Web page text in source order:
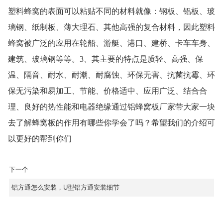
塑料蜂窝的表面可以粘贴不同的材料就像：钢板、铝板、玻
璃钢、纸制板、薄大理石、其他高强的复合材料，因此塑料
蜂窝被广泛的应用在轮船、游艇、港口、建桥、卡车车身、
建筑、玻璃钢等等。3、其主要的特点是质轻、高强、保
温、隔音、耐水、耐潮、耐腐蚀、环保无害、抗菌抗霉、环
保无污染和易加工、节能、价格适中、应用广泛、结合合
理、良好的热性能和电器绝缘通过铝蜂窝板厂家带大家一块
去了解蜂窝板的作用有哪些你学会了吗？希望我们的介绍可
以更好的帮到你们‍‍
下一个
铝方通怎么安装，U型铝方通安装细节